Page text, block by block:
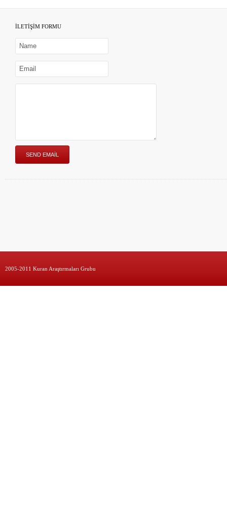
İLETİŞİM FORMU
2005-2011 Kuran Araştırmaları Grubu